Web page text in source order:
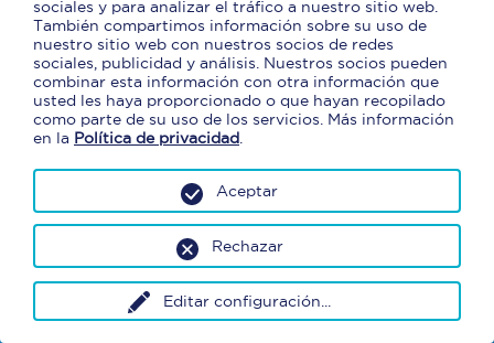
sociales y para analizar el tráfico a nuestro sitio web.
También compartimos información sobre su uso de
nuestro sitio web con nuestros socios de redes
sociales, publicidad y análisis. Nuestros socios pueden
combinar esta información con otra información que
usted les haya proporcionado o que hayan recopilado
como parte de su uso de los servicios. Más información
en la Política de privacidad
Editar configuración
Rechazar
Aceptar